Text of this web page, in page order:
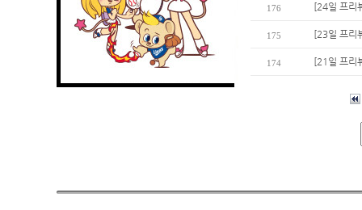
176 [24일 프리
175 [23일 프리
174 [21일 프리